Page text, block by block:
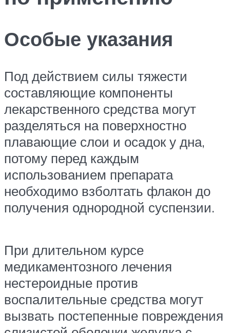
Особые указания
Под действием силы тяжести
составляющие компоненты
лекарственного средства могут
разделяться на поверхностно
плавающие слои и осадок у дна,
потому перед каждым
использованием препарата
необходимо взболтать флакон до
получения однородной суспензии.
При длительном курсе
медикаментозного лечения
нестероидные против
воспалительные средства могут
вызвать постепенные повреждения